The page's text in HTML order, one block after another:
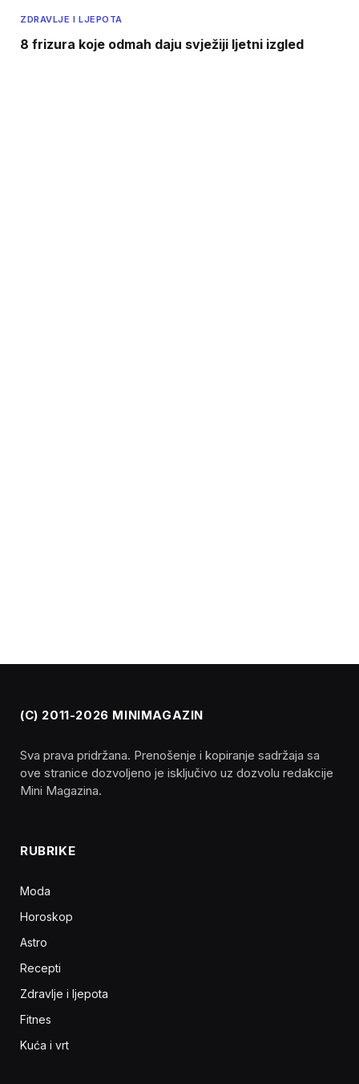
ZDRAVLJE I LJEPOTA
8 frizura koje odmah daju svježiji ljetni izgled
(C) 2011-2026 MINIMAGAZIN
Sva prava pridržana. Prenošenje i kopiranje sadržaja sa
ove stranice dozvoljeno je isključivo uz dozvolu redakcije
Mini Magazina.
RUBRIKE
Moda
Horoskop
Astro
Recepti
Zdravlje i ljepota
Fitnes
Kuća i vrt